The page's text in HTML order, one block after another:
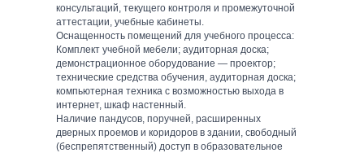
Наличие пандусов, поручней, расширенных
дверных проемов и коридоров в здании, свободный
(беспрепятственный) доступ в образовательное
консультаций, текущего контроля и промежуточной
аттестации, учебные кабинеты.
Оснащенность помещений для учебного процесса:
Комплект учебной мебели; аудиторная доска;
демонстрационное оборудование — проектор;
технические средства обучения, аудиторная доска;
компьютерная техника с возможностью выхода в
интернет, шкаф настенный.